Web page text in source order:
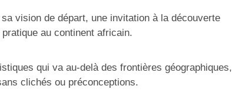
vision de départ, une invitation à la découverte
au continent africain.
qui va au-delà des frontières géographiques,
clichés ou préconceptions.